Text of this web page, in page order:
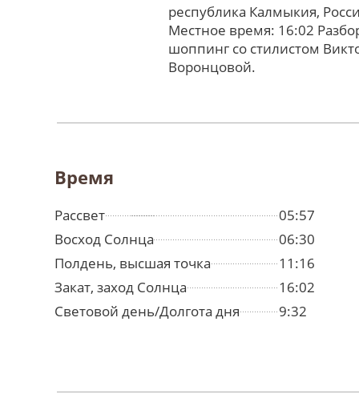
республика Калмыкия,
Местное время: 16:02
шоппинг со стилистом
Воронцовой.
Время
Рассвет
05:57
Восход Солнца
06:30
Полдень, высшая точка
11:16
Закат, заход Солнца
16:02
Световой день/Долгота дня
9:32